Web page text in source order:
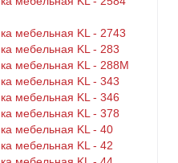
мебельная KL - 2743
мебельная KL - 283
мебельная KL - 288M
мебельная KL - 343
мебельная KL - 346
мебельная KL - 378
мебельная KL - 40
мебельная KL - 42